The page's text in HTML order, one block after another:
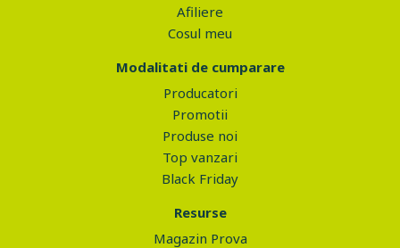
Afiliere
Cosul meu
Modalitati de cumparare
Producatori
Promotii
Produse noi
Top vanzari
Black Friday
Resurse
Magazin Prova